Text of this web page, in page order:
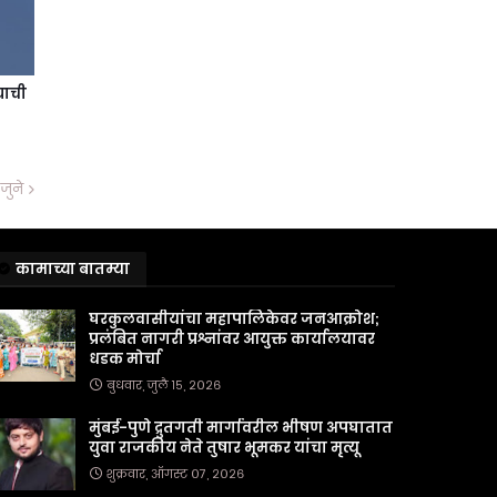
जुने
कामाच्या बातम्या
घरकुलवासीयांचा महापालिकेवर जनआक्रोश;
प्रलंबित नागरी प्रश्नांवर आयुक्त कार्यालयावर
धडक मोर्चा
बुधवार, जुलै १५, २०२६
मुंबई-पुणे द्रुतगती मार्गावरील भीषण अपघातात
युवा राजकीय नेते तुषार भूमकर यांचा मृत्यू
शुक्रवार, ऑगस्ट ०७, २०२६